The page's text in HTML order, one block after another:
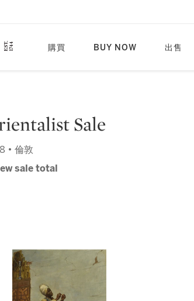
購買 BUY NOW 出售
Sale
• 倫敦
sale total